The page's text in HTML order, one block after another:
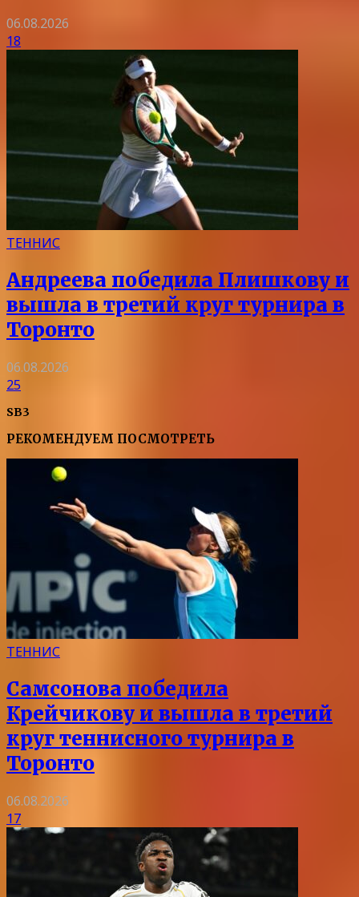
06.08.2026
18
ТЕННИС
Андреева победила Плишкову и
вышла в третий круг турнира в
Торонто
06.08.2026
25
SB3
РЕКОМЕНДУЕМ ПОСМОТРЕТЬ
ТЕННИС
Самсонова победила
Крейчикову и вышла в третий
круг теннисного турнира в
Торонто
06.08.2026
17